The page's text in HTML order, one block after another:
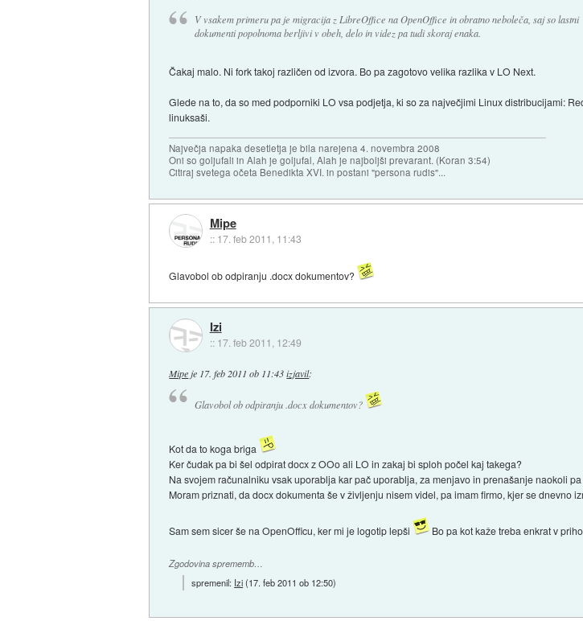
V vsakem primeru pa je migracija z LibreOffice na OpenOffice in obratno neboleča, saj so lastni
dokumenti popolnoma berljivi v obeh, delo in videz pa tudi skoraj enaka.
Čakaj malo. Ni fork takoj različen od izvora. Bo pa zagotovo velika razlika v LO Next.
Glede na to, da so med podporniki LO vsa podjetja, ki so za največjimi Linux distribucijami:
linuksaši.
Največja napaka desetletja je bila narejena 4. novembra 2008
Oni so goljufali in Alah je goljufal, Alah je najboljši prevarant. (Koran 3:54)
Citiraj svetega očeta Benedikta XVI. in postani "persona rudis"...
Mipe
:: 17. feb 2011, 11:43
Glavobol ob odpiranju .docx dokumentov?
Izi
:: 17. feb 2011, 12:49
Mipe je 17. feb 2011 ob 11:43 izjavil:
Glavobol ob odpiranju .docx dokumentov?
Kot da to koga briga
Ker čudak pa bi šel odpirat docx z OOo ali LO in zakaj bi sploh počel kaj takega?
Na svojem računalniku vsak uporablja kar pač uporablja, za menjavo in prenašanje naokoli
Moram priznati, da docx dokumenta še v življenju nisem videl, pa imam firmo, kjer se dnevno
Sam sem sicer še na OpenOfficu, ker mi je logotip lepši Bo pa kot kaže treba enkrat v
Zgodovina sprememb…
spremenil: Izi(17. feb 2011 ob 12:50)